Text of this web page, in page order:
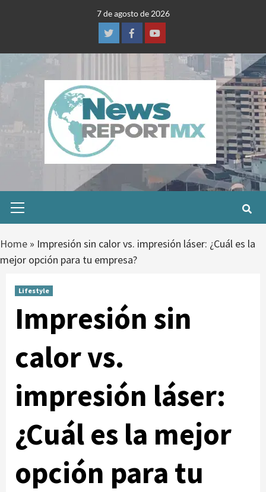
7 de agosto de 2026
TwitterFacebookYoutube
Menu
Home » Impresión sin calor vs. impresión láser: ¿Cuál es la
mejor opción para tu empresa?
Lifestyle
Impresión sin
calor vs.
impresión láser:
¿Cuál es la mejor
opción para tu